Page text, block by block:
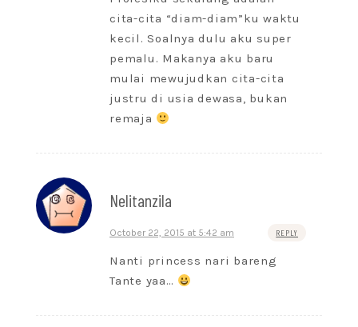
cita-cita “diam-diam”ku waktu
kecil. Soalnya dulu aku super
pemalu. Makanya aku baru
mulai mewujudkan cita-cita
justru di usia dewasa, bukan
remaja
Nelitanzila
October 22, 2015 at 5:42 am REPLY
Nanti princess nari bareng
Tante yaa…